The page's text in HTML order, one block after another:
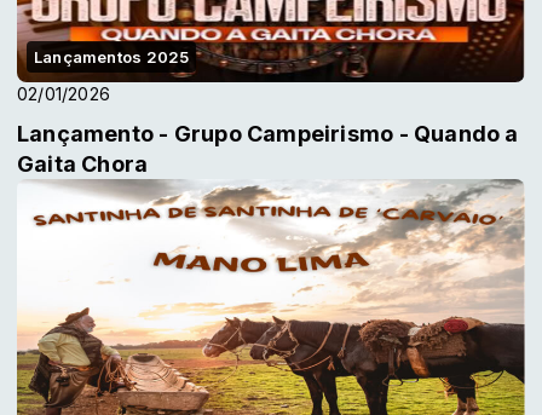
Lançamentos 2025
02/01/2026
Lançamento - Grupo Campeirismo - Quando a
Gaita Chora